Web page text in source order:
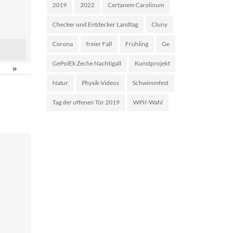
»
2019 2022 Certanem Carolinum
Checker und Entdecker Landtag Cluny
Corona freier Fall Frühling Ge
GePolEk Zeche Nachtigall Kunstprojekt
Natur Physik-Videos Schwimmfest
Tag der offenen Tür 2019 WPII-Wahl